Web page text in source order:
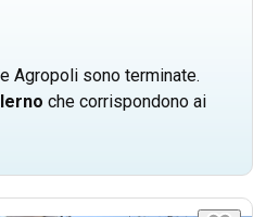
Agropoli sono terminate.
che corrispondono ai